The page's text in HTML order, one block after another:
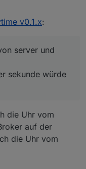
sekunde würde
v0.1.x:
server und
sekunde würde
die Uhr vom
auf der
die Uhr vom